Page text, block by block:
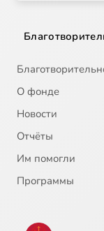
О фонде
Новости
Отчёты
Им помогли
Программы